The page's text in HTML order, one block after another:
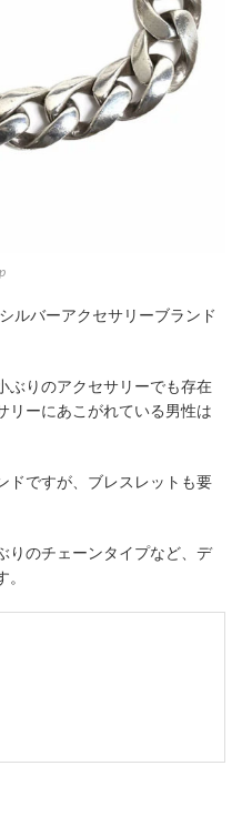
ルバーアクセサリーブランド
ぶりのアクセサリーでも存在
リーにあこがれている男性は
ドですが、ブレスレットも要
りのチェーンタイプなど、デ